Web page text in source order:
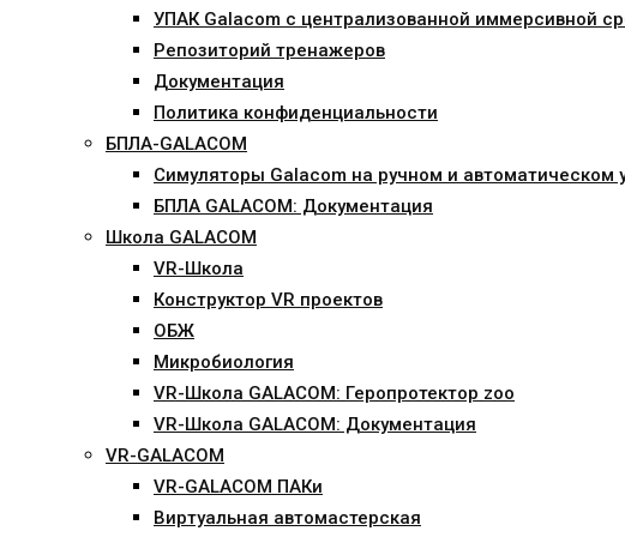
УПАК Galacom с централизованной иммерсивной
Репозиторий тренажеров
Документация
Политика конфиденциальности
БПЛА-GALACOM
Симуляторы Galacom на ручном и автоматическом
БПЛА GALACOM: Документация
Школа GALACOM
VR-Школа
Конструктор VR проектов
ОБЖ
Микробиология
VR-Школа GALACOM: Геропротектор zoo
VR-Школа GALACOM: Документация
VR-GALACOM
VR-GALACOM ПАКи
Виртуальная автомастерская